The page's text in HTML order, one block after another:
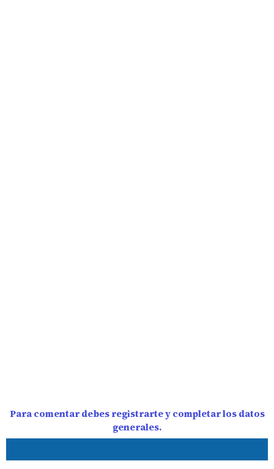
Para comentar debes registrarte y completar los datos
generales.